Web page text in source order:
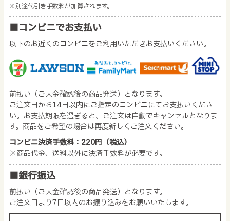
※別途代引き手数料が加算されます。
■コンビニでお支払い
以下のお近くのコンビニをご利用いただきお支払いください。
前払い（ご入金確認後の商品発送）となります。
ご注文日から14日以内にご指定のコンビニにてお支払いくださ
い。お支払期限を過ぎると、ご注文は自動でキャンセルとなりま
す。商品をご希望の場合は再度新しくご注文ください。
コンビニ決済手数料：220円（税込）
※商品代金、送料以外に決済手数料が必要です。
■銀行振込
前払い（ご入金確認後の商品発送）となります。
ご注文日より7日以内のお振り込みをお願いいたします。